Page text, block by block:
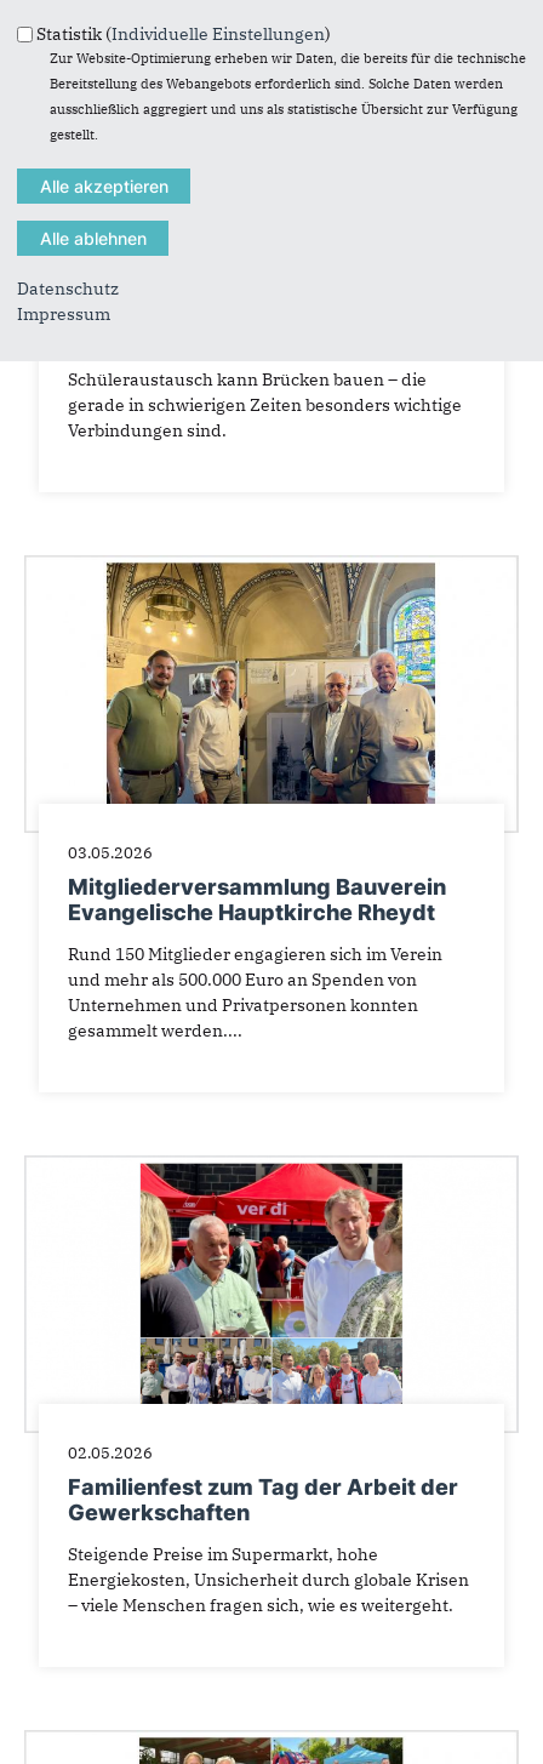
Schülergruppe aus Ungarn im
Schüleraustausch kann Brücken bauen – die
gerade in schwierigen Zeiten besonders wichtige
Verbindungen sind.
03.05.2026
Mitgliederversammlung Bauverein
Evangelische Hauptkirche Rheydt
Rund 150 Mitglieder engagieren sich im Verein
und mehr als 500.000 Euro an Spenden von
Unternehmen und Privatpersonen konnten
gesammelt werden....
02.05.2026
Familienfest zum Tag der Arbeit der
Gewerkschaften
Steigende Preise im Supermarkt, hohe
Energiekosten, Unsicherheit durch globale Krisen
– viele Menschen fragen sich, wie es weitergeht.
Statistik (Individuelle Einstellungen)
Zur Website-Optimierung erheben wir Daten, die bereits für die technische
Bereitstellung des Webangebots erforderlich sind. Solche Daten werden
ausschließlich aggregiert und uns als statistische Übersicht zur Verfügung
gestellt.
Datenschutz
Impressum